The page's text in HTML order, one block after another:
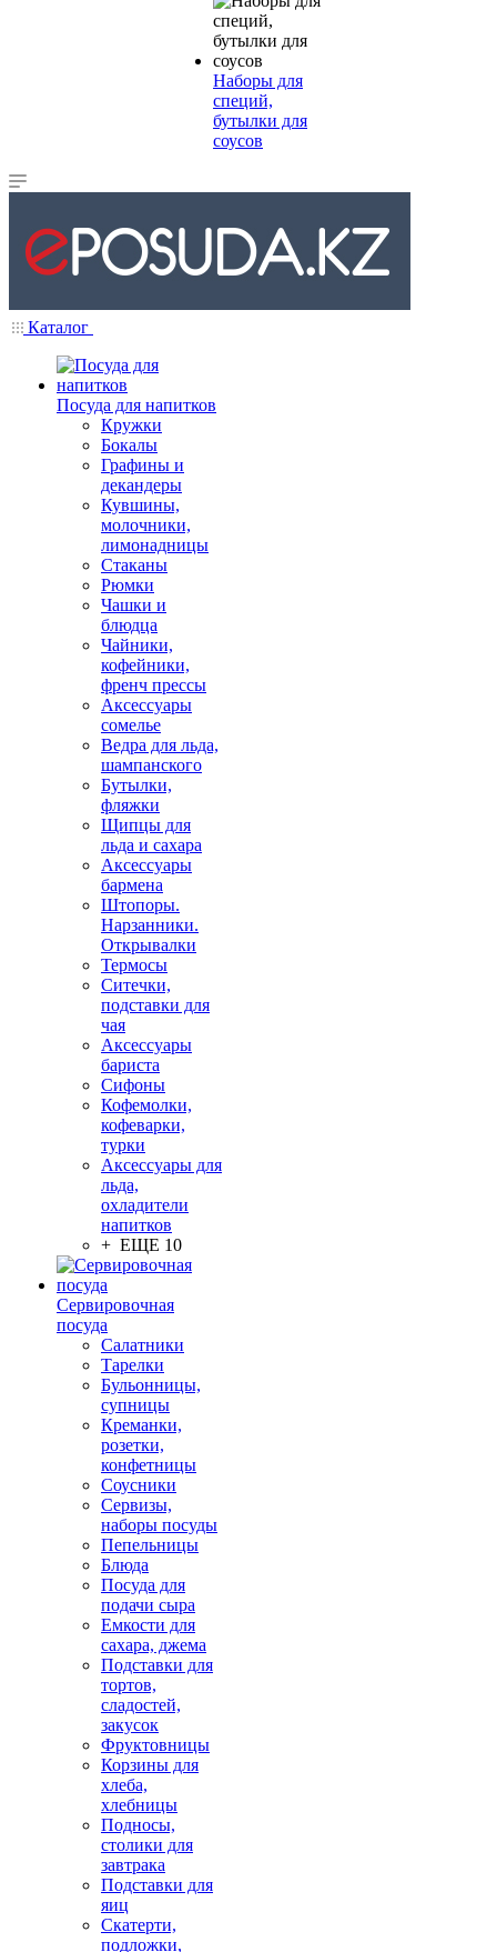
Наборы для
специй,
бутылки для
соусов
Каталог
Посуда для напитков
Кружки
Бокалы
Графины и
декандеры
Кувшины,
молочники,
лимонадницы
Стаканы
Рюмки
Чашки и
блюдца
Чайники,
кофейники,
френч прессы
Аксессуары
сомелье
Ведра для льда,
шампанского
Бутылки,
фляжки
Щипцы для
льда и сахара
Аксессуары
бармена
Штопоры.
Нарзанники.
Открывалки
Термосы
Ситечки,
подставки для
чая
Аксессуары
бариста
Сифоны
Кофемолки,
кофеварки,
турки
Аксессуары для
льда,
охладители
напитков
+ ЕЩЕ 10
Сервировочная
посуда
Салатники
Тарелки
Бульонницы,
супницы
Креманки,
розетки,
конфетницы
Соусники
Сервизы,
наборы посуды
Пепельницы
Блюда
Посуда для
подачи сыра
Емкости для
сахара, джема
Подставки для
тортов,
сладостей,
закусок
Фруктовницы
Корзины для
хлеба,
хлебницы
Подносы,
столики для
завтрака
Подставки для
яиц
Скатерти,
подложки,